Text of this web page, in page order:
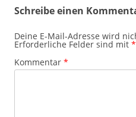
Schreibe einen
Deine E-Mail-Adresse wird
Erforderliche Felder sind mit *
Kommentar *